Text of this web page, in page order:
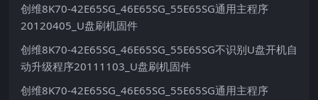
创维8K70-42E65SG_46E65SG_55E65SG通用主程序
20120405_U盘刷机固件
创维8K70-42E65SG_46E65SG_55E65SG不识别U盘开机自
动升级程序20111103_U盘刷机固件
创维8K70-42E65SG_46E65SG_55E65SG通用主程序